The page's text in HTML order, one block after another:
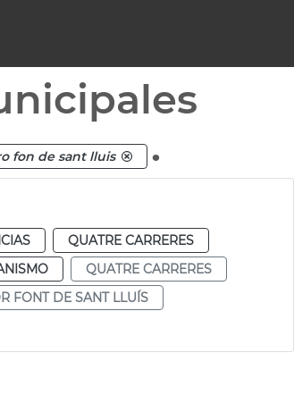
fon de sant lluis .
QUATRE CARRERES
QUATRE CARRERES
FONT DE SANT LLUÍS